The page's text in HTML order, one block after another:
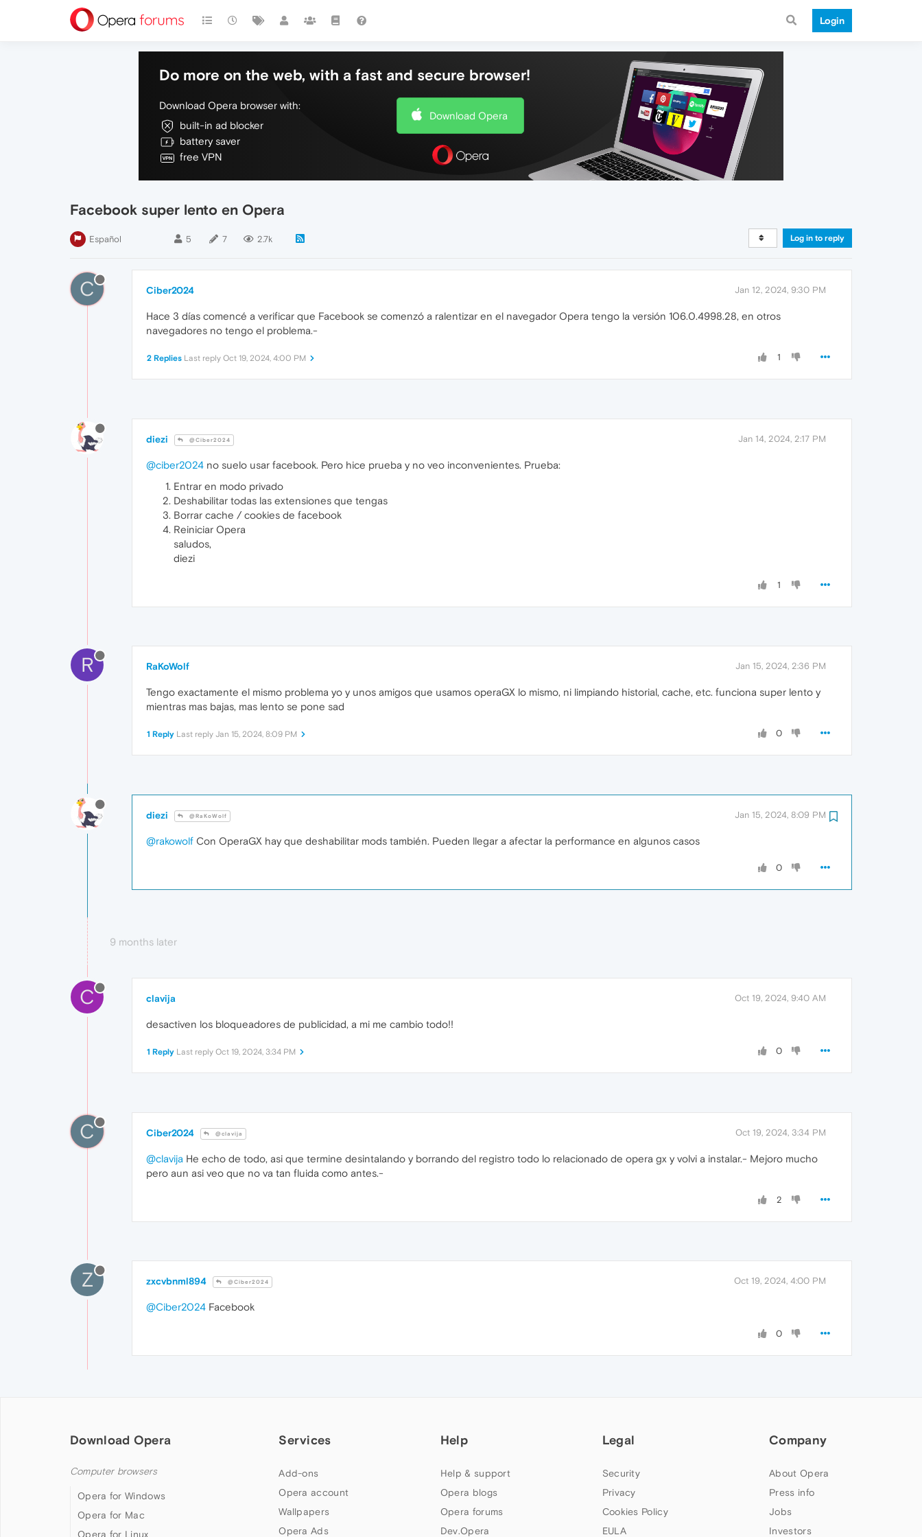
Login
Do more on the web, with a fast and secure browser!
Download Opera browser with:
built-in ad blocker
battery saver
free VPN
Download Opera
Facebook super lento en Opera
Español 5 7 2.7k Log in to reply
C Ciber2024 Jan 12, 2024, 9:30 PM
Hace 3 días comencé a verificar que Facebook se comenzó a ralentizar en el navegador Opera tengo la versión 106.0.4998.28, en otros
navegadores no tengo el problema.-
1
2 Replies Last reply Oct 19, 2024, 4:00 PM
diezi @Ciber2024 Jan 14, 2024, 2:17 PM
@ciber2024 no suelo usar facebook. Pero hice prueba y no veo inconvenientes. Prueba:
Entrar en modo privado
Deshabilitar todas las extensiones que tengas
Borrar cache / cookies de facebook
Reiniciar Opera
saludos,
diezi
1
R RaKoWolf Jan 15, 2024, 2:36 PM
Tengo exactamente el mismo problema yo y unos amigos que usamos operaGX lo mismo, ni limpiando historial, cache, etc. funciona super lento y
mientras mas bajas, mas lento se pone sad
0
1 Reply Last reply Jan 15, 2024, 8:09 PM
diezi @RaKoWolf Jan 15, 2024, 8:09 PM
@rakowolf Con OperaGX hay que deshabilitar mods también. Pueden llegar a afectar la performance en algunos casos
0
9 months later
C clavija Oct 19, 2024, 9:40 AM
desactiven los bloqueadores de publicidad, a mi me cambio todo!!
0
1 Reply Last reply Oct 19, 2024, 3:34 PM
C Ciber2024 @clavija Oct 19, 2024, 3:34 PM
@clavija He echo de todo, asi que termine desintalando y borrando del registro todo lo relacionado de opera gx y volvi a instalar.- Mejoro mucho
pero aun asi veo que no va tan fluida como antes.-
2
Z zxcvbnml894 @Ciber2024 Oct 19, 2024, 4:00 PM
@Ciber2024 Facebook
0
Download Opera
Computer browsers
Opera for Windows
Opera for Mac
Opera for Linux
Services
Add-ons
Opera account
Wallpapers
Opera Ads
Help
Help & support
Opera blogs
Opera forums
Dev.Opera
Legal
Security
Privacy
Cookies Policy
EULA
Company
About Opera
Press info
Jobs
Investors